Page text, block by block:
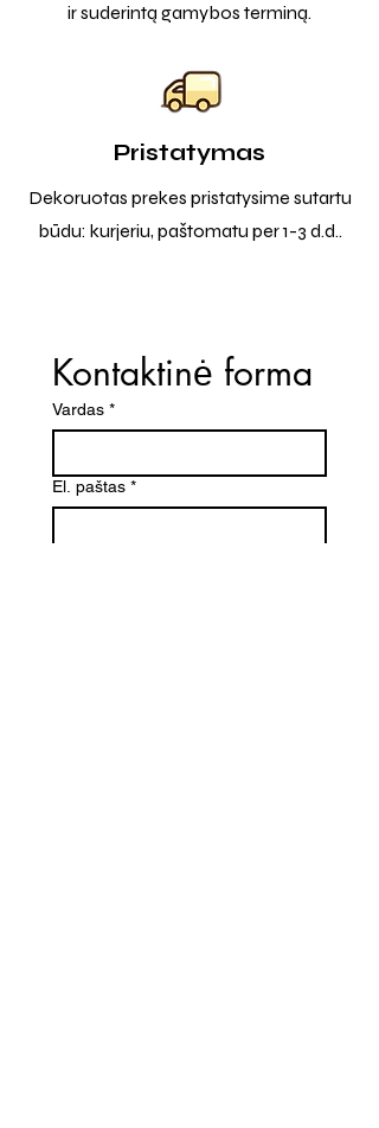
ir suderintą gamybos terminą.
Pristatymas
Dekoruotas prekes pristatysime sutartu
būdu: kurjeriu, paštomatu per 1-3 d.d..
Kontaktinė forma
Vardas *
El. paštas *